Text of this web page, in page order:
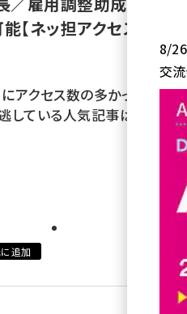
ネッ担アクセスラン
アクセス数の多かった記
している人気記事はあり
追加
8/26
交